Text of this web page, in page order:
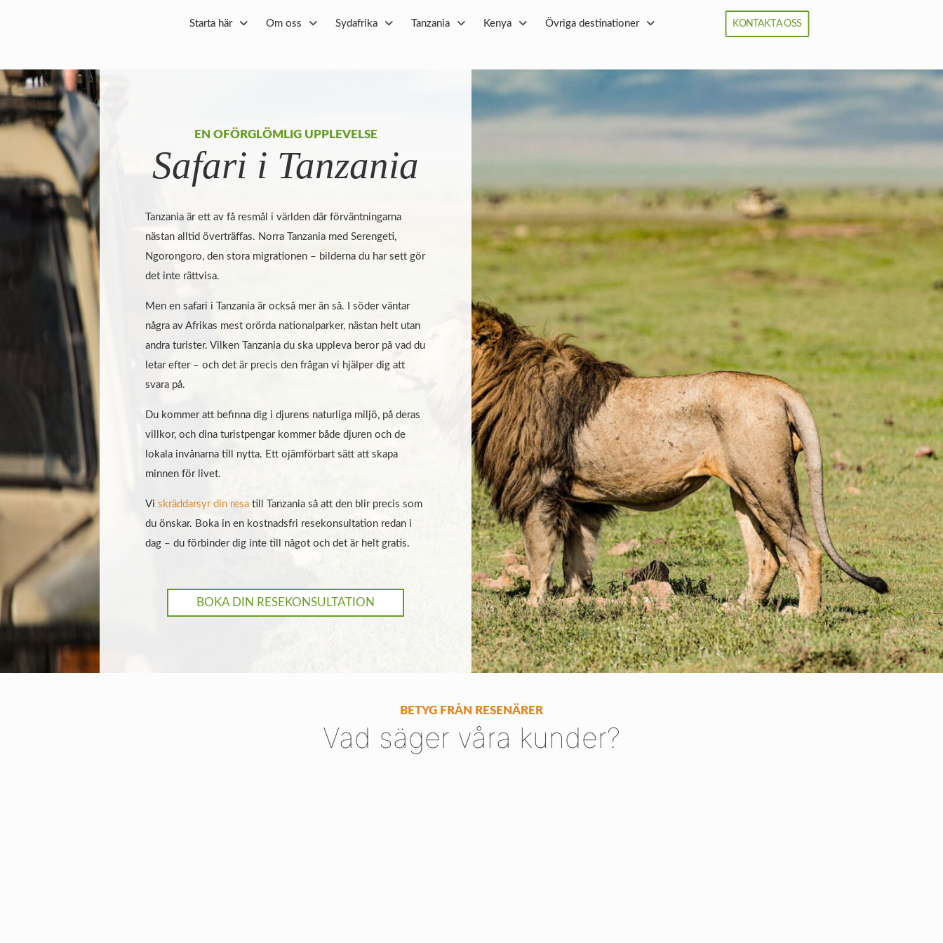
Starta här Om oss Sydafrika Tanzania Kenya Övriga destinationer KONTAKTA OSS
EN OFÖRGLÖMLIG UPPLEVELSE
Safari i Tanzania
Tanzania är ett av få resmål i världen där förväntningarna
nästan alltid överträffas. Norra Tanzania med Serengeti,
Ngorongoro, den stora migrationen – bilderna du har sett gör
det inte rättvisa.
Men en safari i Tanzania är också mer än så. I söder väntar
några av Afrikas mest orörda nationalparker, nästan helt utan
andra turister. Vilken Tanzania du ska uppleva beror på vad du
letar efter – och det är precis den frågan vi hjälper dig att
svara på.
Du kommer att befinna dig i djurens naturliga miljö, på deras
villkor, och dina turistpengar kommer både djuren och de
lokala invånarna till nytta. Ett ojämförbart sätt att skapa
minnen för livet.
Vi skräddarsyr din resa till Tanzania så att den blir precis som
du önskar. Boka in en kostnadsfri resekonsultation redan i
dag – du förbinder dig inte till något och det är helt gratis.
BOKA DIN RESEKONSULTATION
BETYG FRÅN RESENÄRER
Vad säger våra kunder?